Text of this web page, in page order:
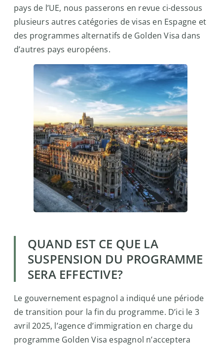
pays de l’UE, nous passerons en revue ci-dessous
plusieurs autres catégories de visas en Espagne et
des programmes alternatifs de Golden Visa dans
d’autres pays européens.
QUAND EST CE QUE LA
SUSPENSION DU PROGRAMME
SERA EFFECTIVE?
Le gouvernement espagnol a indiqué une période
de transition pour la fin du programme. D’ici le 3
avril 2025, l’agence d’immigration en charge du
programme Golden Visa espagnol n’acceptera